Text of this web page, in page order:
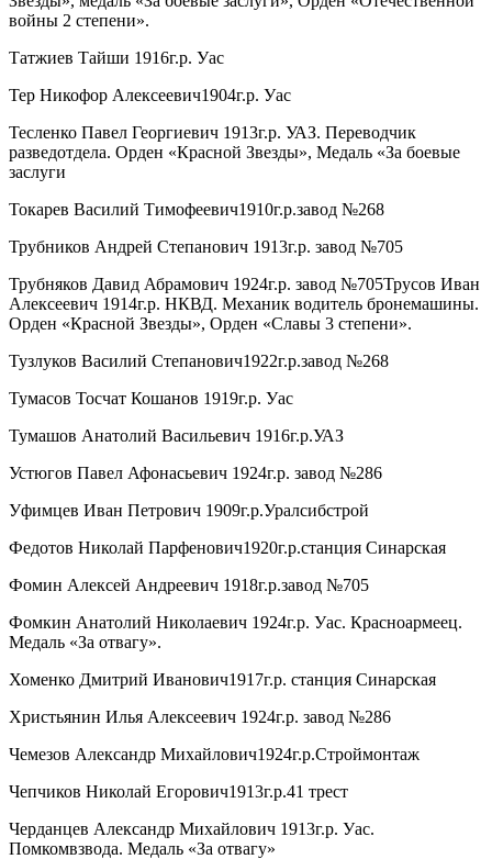
войны 2 степени».
Татжиев Тайши 1916г.р. Уас
Тер Никофор Алексеевич1904г.р. Уас
Тесленко Павел Георгиевич 1913г.р. УАЗ. Переводчик
разведотдела. Орден «Красной Звезды», Медаль «За боевые
заслуги
Токарев Василий Тимофеевич1910г.р.завод №268
Трубников Андрей Степанович 1913г.р. завод №705
Трубняков Давид Абрамович 1924г.р. завод №705Трусов Иван
Алексеевич 1914г.р. НКВД. Механик водитель бронемашины.
Орден «Красной Звезды», Орден «Славы 3 степени».
Тузлуков Василий Степанович1922г.р.завод №268
Тумасов Тосчат Кошанов 1919г.р. Уас
Тумашов Анатолий Васильевич 1916г.р.УАЗ
Устюгов Павел Афонасьевич 1924г.р. завод №286
Уфимцев Иван Петрович 1909г.р.Уралсибстрой
Федотов Николай Парфенович1920г.р.станция Синарская
Фомин Алексей Андреевич 1918г.р.завод №705
Фомкин Анатолий Николаевич 1924г.р. Уас. Красноармеец.
Медаль «За отвагу».
Хоменко Дмитрий Иванович1917г.р. станция Синарская
Христьянин Илья Алексеевич 1924г.р. завод №286
Чемезов Александр Михайлович1924г.р.Строймонтаж
Чепчиков Николай Егорович1913г.р.41 трест
Черданцев Александр Михайлович 1913г.р. Уас.
Помкомвзвода. Медаль «За отвагу»